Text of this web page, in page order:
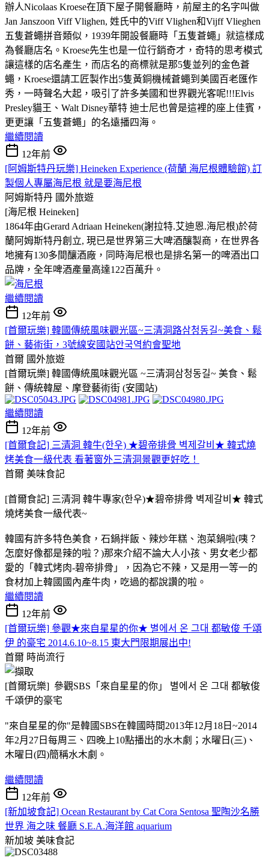
辦人Nicolaas Kroese在頂下屋子開餐廳時，前屋主的名字叫做
Jan Janszoon Viff Vlighen, 姓氏中的Viff Vlighen和Vijff Vlieghen
五隻蒼蠅拼音類似，1939年開設餐廳時「五隻蒼蠅」就這樣成
為餐廳店名 。Kroese先生也是一位行銷奇才，奇特的思考模式
讓這樣的店名產生，而店名的商標就是那5隻並列的金色蒼
蠅，Kroese還請工匠製作出5隻黃銅機械蒼蠅到美國百老匯作
秀，一時聲名大起，吸引了許多美國和世界觀光客呢!!!Elvis
Presley貓王、Walt Disney華特 迪士尼也曾是這裡的座上佳賓，
更更讓「五隻蒼蠅」的名遠播四海。
繼續閱讀
12年前
[阿姆斯特丹玩樂] Heineken Experience (荷蘭 海尼根體驗館) 訂
製個人專屬海尼根 就是要海尼根
阿姆斯特丹 國外旅遊
[海尼根 Heineken]
1864年由Gerard Adriaan Heineken(謝拉特.艾迪恩.海尼根)於荷
蘭阿姆斯特丹創立, 現已是世界第三大啤酒釀製商，在世界各
地擁有130多間釀酒廠，同時海尼根也是排名第一的啤酒出口
品牌，全年啤酒產量高達122百萬升。
繼續閱讀
12年前
[首爾玩樂] 韓國傳統風味觀光區~三清洞路삼청동길~美食、鬆
餅、藝術街，3號線安國站안국역約會聖地
首爾 國外旅遊
[首爾玩樂] 韓國傳統風味觀光區 ~三清洞삼청동길~ 美食、鬆
餅、傳統韓屋、摩登藝術街 (安國站)
繼續閱讀
12年前
[首爾食記] 三清洞 韓牛(한우) ★碧帝排骨 벽제갈비★ 韓式燒
烤美食一級代表 看著窗外三清洞景觀更好吃！
首爾 美味食記
[首爾食記] 三清洞 韓牛專家(한우)★碧帝排骨 벽제갈비★ 韓式
燒烤美食一級代表~
韓國有許多特色美食，石鍋拌飯、辣炒年糕、泡菜鍋啦(咦？
怎麼好像都是辣的啦？)那來介紹不論大人小孩、男女老少都
愛的「韓式烤肉-碧帝排骨」，因為它不辣，又是用一等一的
食材加上韓國國內產牛肉，吃過的都說讚的啦。
繼續閱讀
12年前
[首爾玩樂] 參觀★來自星星的你★ 별에서 온 그대 都敏俊 千頌
伊 的豪宅 2014.6.10~8.15 東大門限期展出中!
首爾 時尚流行
[首爾玩樂] 參觀SBS「來自星星的你」 별에서 온 그대 都敏俊
千頌伊的豪宅
"來自星星的你"是韓國SBS在韓國時間2013年12月18日~2014
年2月27日每周三、四晚上10點播出的水木劇；水曜日(三)、
木曜日(四)簡稱水木劇。
繼續閱讀
12年前
[新加坡食記] Ocean Restaurant by Cat Cora Sentosa 聖陶沙名勝
世界 海之味 餐廳 S.E.A.海洋館 aquarium
新加坡 美味食記